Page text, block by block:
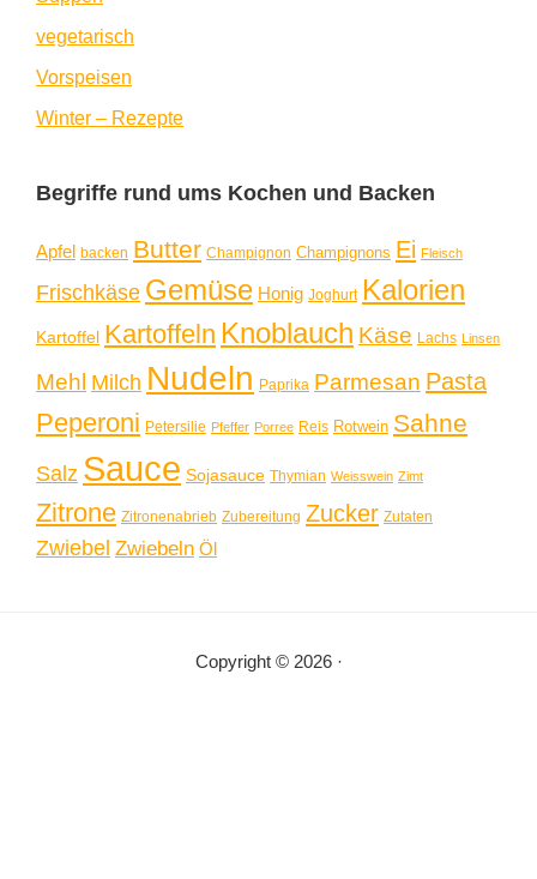
vegetarisch
Vorspeisen
Winter – Rezepte
Begriffe rund ums Kochen und Backen
Apfel backen Butter Champignon Champignons Ei Fleisch
Frischkäse Gemüse Honig Joghurt Kalorien
Kartoffel Kartoffeln Knoblauch Käse Lachs Linsen
Mehl Milch Nudeln Paprika Parmesan Pasta
Peperoni Petersilie Pfeffer Porree Reis Rotwein Sahne
Salz Sauce Sojasauce Thymian Weisswein Zimt
Zitrone Zitronenabrieb Zubereitung Zucker Zutaten
Zwiebel Zwiebeln Öl
Copyright © 2026 ·